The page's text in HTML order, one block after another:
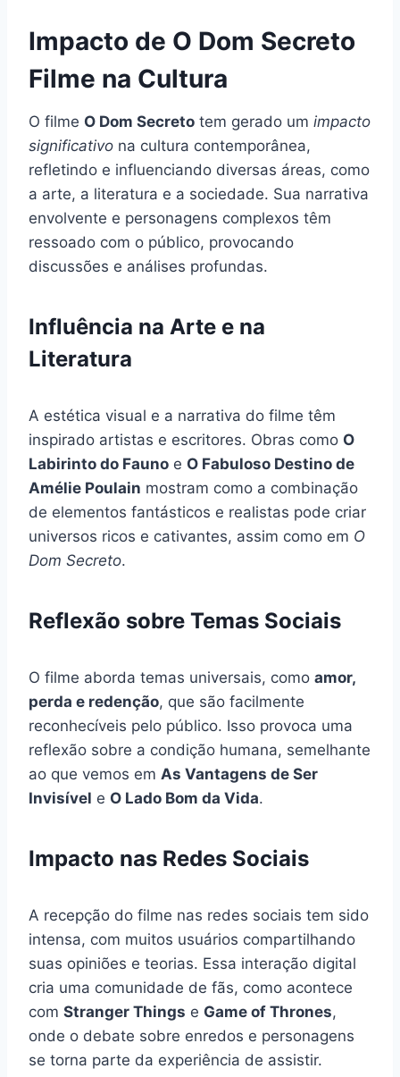
Impacto de O Dom Secreto
Filme na Cultura
O filme O Dom Secreto tem gerado um impacto
significativo na cultura contemporânea,
refletindo e influenciando diversas áreas, como
a arte, a literatura e a sociedade. Sua narrativa
envolvente e personagens complexos têm
ressoado com o público, provocando
discussões e análises profundas.
Influência na Arte e na
Literatura
A estética visual e a narrativa do filme têm
inspirado artistas e escritores. Obras como O
Labirinto do Fauno e O Fabuloso Destino de
Amélie Poulain mostram como a combinação
de elementos fantásticos e realistas pode criar
universos ricos e cativantes, assim como em O
Dom Secreto.
Reflexão sobre Temas Sociais
O filme aborda temas universais, como amor,
perda e redenção, que são facilmente
reconhecíveis pelo público. Isso provoca uma
reflexão sobre a condição humana, semelhante
ao que vemos em As Vantagens de Ser
Invisível e O Lado Bom da Vida.
Impacto nas Redes Sociais
A recepção do filme nas redes sociais tem sido
intensa, com muitos usuários compartilhando
suas opiniões e teorias. Essa interação digital
cria uma comunidade de fãs, como acontece
com Stranger Things e Game of Thrones,
onde o debate sobre enredos e personagens
se torna parte da experiência de assistir.